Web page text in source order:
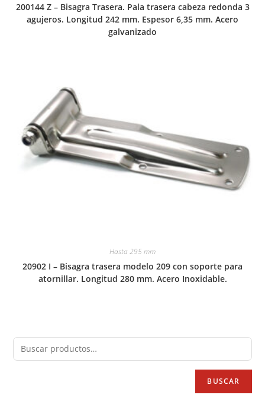
200144 Z – Bisagra Trasera. Pala trasera cabeza redonda 3
agujeros. Longitud 242 mm. Espesor 6,35 mm. Acero
galvanizado
Hasta 295 mm
20902 I – Bisagra trasera modelo 209 con soporte para
atornillar. Longitud 280 mm. Acero Inoxidable.
BUSCAR